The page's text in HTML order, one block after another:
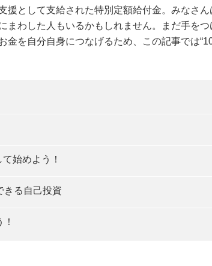
援として支給された特別定額給付金。みなさ
まわした人もいるかもしれません。まだ手を
を自分自身につなげるため、この記事では
始めよう！
きる自己投資